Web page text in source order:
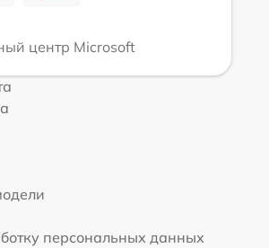
центр Microsoft
персональных данных